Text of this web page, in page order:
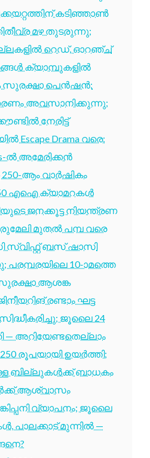
കടിഞ്ഞാൺ
മഴ തുടരുന്നു;
റെഡ്, ഓറഞ്ച്
ക്യാമ്പുകളിൽ
സുരക്ഷാ പെൻഷൻ:
അവസാനിക്കുന്നു;
നേരിട്ട്
Escape Drama വരെ:
ൽ അമേരിക്കൻ
250-ആം വാർഷികം
എഐ ക്യാമറകൾ
ജനക്കൂട്ട നിയന്ത്രണ
മുതൽ പമ്പ വരെ
ബസ് ഷാസി
10-ാമത്തെ
ആശങ്ക
രണ്ടാം ഘട്ട
ജൂലൈ 24
അറിയേണ്ടതെല്ലാം
രൂപയായി ഉയർത്തി;
ബില്ലുകൾക്ക് ബാധകം
ആശ്വാസം
വ്യാപനം; ജൂലൈ
പാലക്കാട് മുന്നിൽ —